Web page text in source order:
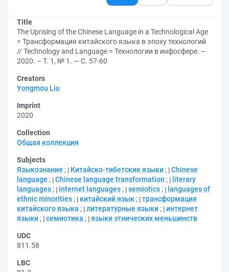
Title
The Uprising of the Chinese Language in a Technological Age
= Трансформация китайского языка в эпоху технологий
// Technology and Language = Технологии в инфосфере. –
2020. – Т. 1, № 1. — С. 57-60
Creators
Yongmou Liu
Imprint
2020
Collection
Общая коллекция
Subjects
Языкознание ; Китайско-тибетские языки ; Chinese
language ; Chinese language transformation ;
literary
languages ; internet languages ; semiotics ;
languages of
ethnic minorities ; китайский язык ; трансформация
китайского языка ; литературные языки ;
интернет
языки ; семиотика ; языки этнических меньшинств
UDC
811.58
LBC